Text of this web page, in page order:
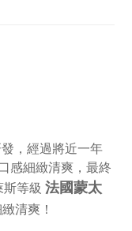
，經過將近一年
感細緻清爽，最終
等級 法國蒙太
清爽！